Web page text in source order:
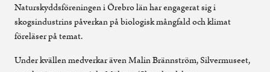
Naturskyddsföreningen i Örebro län har engagerat sig i
skogsindustrins påverkan på biologisk mångfald och klimat
föreläser på temat.
Under kvällen medverkar även Malin Brännström, Silvermuseet,